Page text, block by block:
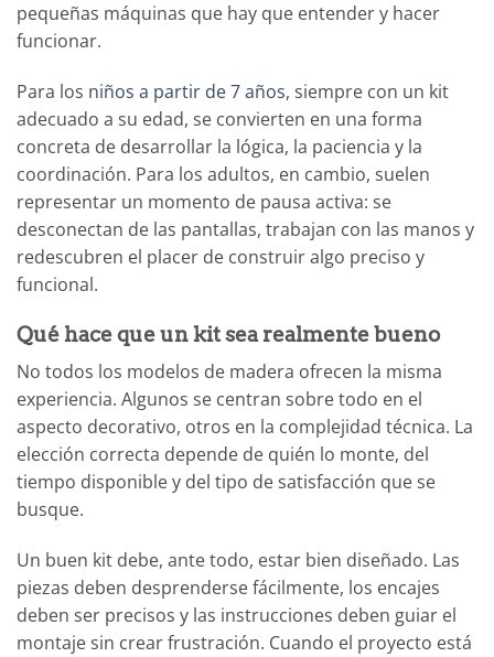
pequeñas máquinas que hay que entender y hacer
funcionar.
Para los niños a partir de 7 años, siempre con un kit
adecuado a su edad, se convierten en una forma
concreta de desarrollar la lógica, la paciencia y la
coordinación. Para los adultos, en cambio, suelen
representar un momento de pausa activa: se
desconectan de las pantallas, trabajan con las manos y
redescubren el placer de construir algo preciso y
funcional.
Qué hace que un kit sea realmente bueno
No todos los modelos de madera ofrecen la misma
experiencia. Algunos se centran sobre todo en el
aspecto decorativo, otros en la complejidad técnica. La
elección correcta depende de quién lo monte, del
tiempo disponible y del tipo de satisfacción que se
busque.
Un buen kit debe, ante todo, estar bien diseñado. Las
piezas deben desprenderse fácilmente, los encajes
deben ser precisos y las instrucciones deben guiar el
montaje sin crear frustración. Cuando el proyecto está